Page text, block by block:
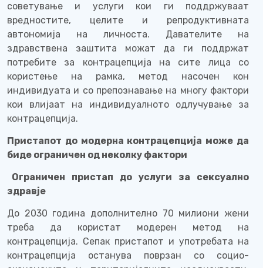
советување и услуги кои ги поддржуваат
вредностите, целите и репродуктивната
автономија на личноста. Давателите на
здравствена заштита можат да ги поддржат
потребите за контрацепција на сите лица со
користење на рамка, метод насочен кон
индивидуата и со препознавање на многу фактори
кои влијаат на индивидуалното одлучување за
контрацепција.
Пристапот до модерна контрацепција може да
биде ограничен од неколку фактори
Ограничен пристап до услуги за сексуално
здравје
До 2030 година дополнително 70 милиони жени
треба да користат модерен метод на
контрацепција. Сепак пристапот и употребата на
контрацепција останува поврзан со социо-